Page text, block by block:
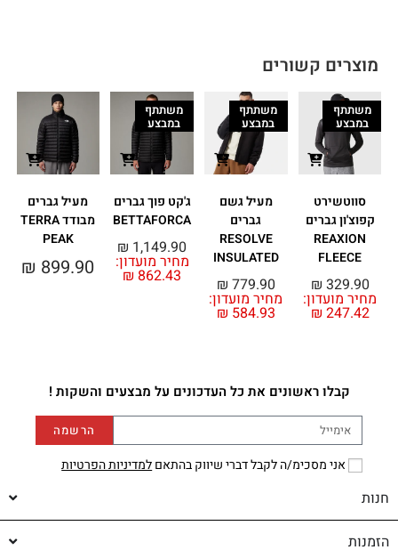
מוצרים קשורים
משתתף
במבצע
סווטשירט
קפוצ'ון גברים
REAXION
FLEECE
מחיר מועדון:
₪ 247.42
₪ 329.90
משתתף
במבצע
מעיל גשם
גברים
RESOLVE
INSULATED
מחיר מועדון:
₪ 584.93
₪ 779.90
משתתף
במבצע
ג'קט פוך גברים
BETTAFORCA
מחיר מועדון:
₪ 862.43
₪ 1,149.90
מעיל גברים
מבודד TERRA
PEAK
₪ 899.90
קבלו ראשונים את כל העדכונים על מבצעים והשקות !
אני מסכימ/ה לקבל דברי שיווק בהתאםלמדיניות הפרטיות
הרשמה
חנות
הזמנות